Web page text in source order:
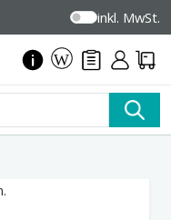
inkl. MwSt.